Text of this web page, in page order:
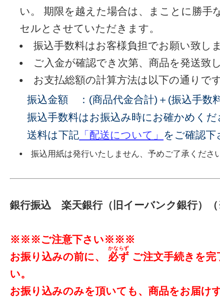
い。 期限を越えた場合は、まことに勝手ながらキャン
セルとさせていただきます。
振込手数料はお客様負担でお願い致し
ご入金が確認でき次第、商品を発送致
お支払総額の計算方法は以下の通りで
振込金額 ：(商品代金合計)＋(振込手数
振込手数料はお振込み時にお確かめくだ
送料は下記 「配送について」 をご確認下
振込用紙は発行いたしません、予めご了承くださ
銀行振込 楽天銀行（旧イーバンク銀行）
※※※ご注意下さい※※※
お振り込みの前に、 必ず
かならず
ご注文手続きを
い。
お振り込みのみを頂いても、商品をお届け